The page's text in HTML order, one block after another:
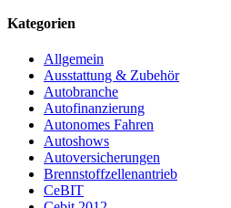
Kategorien
Allgemein
Ausstattung & Zubehör
Autobranche
Autofinanzierung
Autonomes Fahren
Autoshows
Autoversicherungen
Brennstoffzellenantrieb
CeBIT